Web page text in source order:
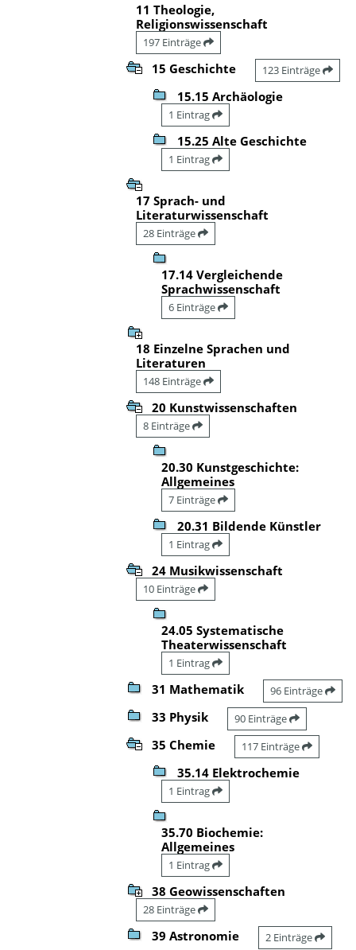
11 Theologie,
Religionswissenschaft
197 Einträge
15 Geschichte 123 Einträge
15.15 Archäologie
1 Eintrag
15.25 Alte Geschichte
1 Eintrag
17 Sprach- und
Literaturwissenschaft
28 Einträge
17.14 Vergleichende
Sprachwissenschaft
6 Einträge
18 Einzelne Sprachen und
Literaturen
148 Einträge
20 Kunstwissenschaften
8 Einträge
20.30 Kunstgeschichte:
Allgemeines
7 Einträge
20.31 Bildende Künstler
1 Eintrag
24 Musikwissenschaft
10 Einträge
24.05 Systematische
Theaterwissenschaft
1 Eintrag
31 Mathematik 96 Einträge
33 Physik 90 Einträge
35 Chemie 117 Einträge
35.14 Elektrochemie
1 Eintrag
35.70 Biochemie:
Allgemeines
1 Eintrag
38 Geowissenschaften
28 Einträge
39 Astronomie 2 Einträge